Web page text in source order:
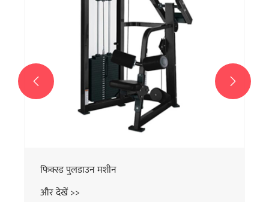
फिक्स्ड पुलडाउन मशीन
और देखें >>
 